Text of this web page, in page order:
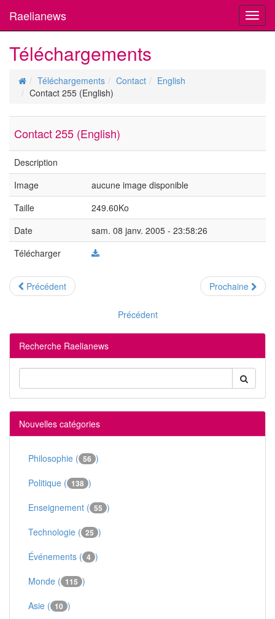
Raelianews
Téléchargements
Téléchargements Contact
English
Contact 255 (English)
Contact 255 (English)
Description
Image
aucune image disponible
Taille
249.60Ko
Date
sam. 08 janv. 2005 - 23:58:26
Télécharger
Précédent Prochaine
Précédent
Recherche Raelianews
Nouvelles catégories
Philosophie ( 56 )
Politique ( 138 )
Enseignement ( 55 )
Technologie ( 25 )
Événements ( 4 )
Monde ( 115 )
Asie ( 10 )